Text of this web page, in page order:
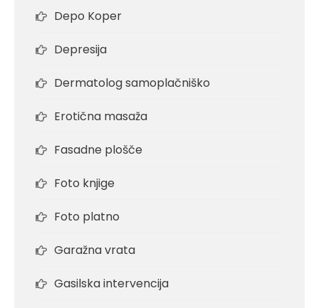
Depo Koper
Depresija
Dermatolog samoplačniško
Erotična masaža
Fasadne plošče
Foto knjige
Foto platno
Garažna vrata
Gasilska intervencija